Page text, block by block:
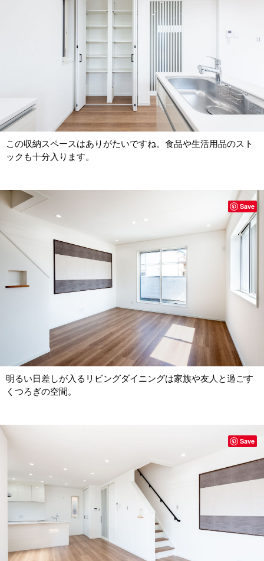
この収納スペースはありがたいですね。食品や生活用品のスト
ックも十分入ります。
明るい日差しが入るリビングダイニングは家族や友人と過ごす
くつろぎの空間。
Save
Save